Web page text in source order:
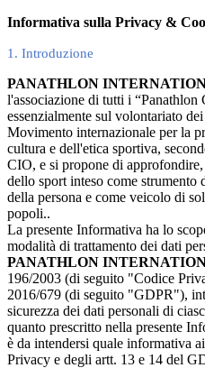
Informativa sulla Privacy &
1. Introduzione
PANATHLON
l'associazione di tutti i
essenzialmente sul volontariato
Movimento internazionale per la
cultura e dell'etica sportiva,
CIO, e si propone di
dello sport inteso come
della persona e come veicolo di
popoli..
La presente Informativa ha lo
modalità di trattamento dei dati
PANATHLON
196/2003 (di seguito "Codice
2016/679 (di seguito "GDPR"),
sicurezza dei dati personali di
quanto prescritto nella presente
è da intendersi quale informativa
Privacy e degli artt. 13 e 14 del